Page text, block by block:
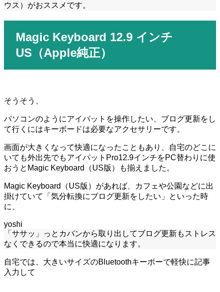
ウス）がおススメです。
Magic Keyboard 12.9 インチ
US （Apple純正）
そうそう、
パソコンのようにアイパットを操作したい、ブログ更新をし
て行くにはキーボードは必要なアクセサリーです。
画面が大きくなって快適になったこともあり、自宅のどこに
いても外出先でもアイパットPro12.9インチをPC替わりに使
おうとMagic Keyboard（US版）も揃えました。
Magic Keyboard （US版）があれば、カフェや公園などに出
掛けていて「気分転換にブログ更新をしたい」といった時
に、
yoshi
「ササッ」っとカバンから取り出してブログ更新もストレス
なくできるので本当に快適になります。
自宅では、大きいサイズのBluetoothキーボーで軽快に記事
入力して